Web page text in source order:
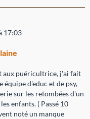
17:03
aux puéricultrice, j'ai fait
équipe d'educ et de psy,
sur les retombées d'un
enfants. ( Passé 10
noté un manque